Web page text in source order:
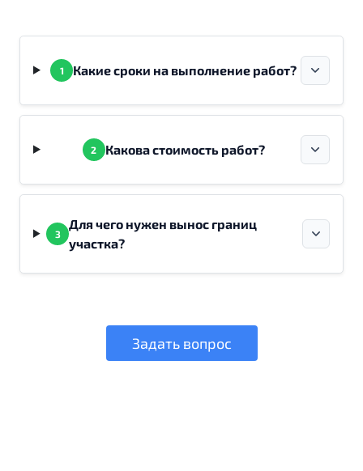
1 Какие сроки на выполнение работ?
2 Какова стоимость работ?
3
Для чего нужен вынос границ
участка?
Задать вопрос